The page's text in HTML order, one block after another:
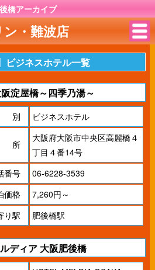
橋アーカイブ
・難波店
ビジネスホテル一覧
淀屋橋～四季乃湯～
別 ビジネスホテル
所
大阪府大阪市中央区高麗橋４
丁目４番14号
番号
06-6228-3539
価格
7,260円～
り駅
肥後橋駅
ディア 大阪肥後橋